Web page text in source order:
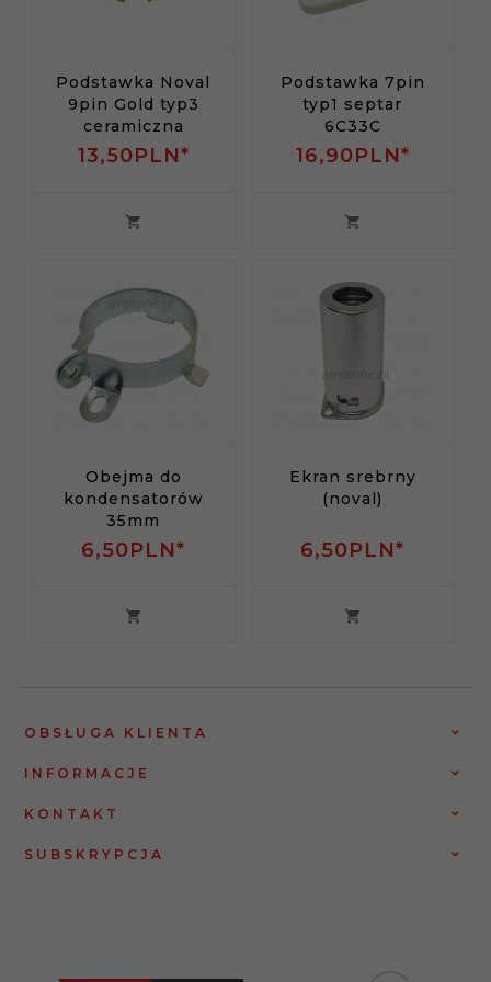
Podstawka Noval
9pin Gold typ3
ceramiczna
13,50PLN*
Podstawka 7pin
typ1 septar
6C33C
16,90PLN*
Obejma do
kondensatorów
35mm
6,50PLN*
Ekran srebrny
(noval)
6,50PLN*
OBSŁUGA KLIENTA
INFORMACJE
KONTAKT
SUBSKRYPCJA